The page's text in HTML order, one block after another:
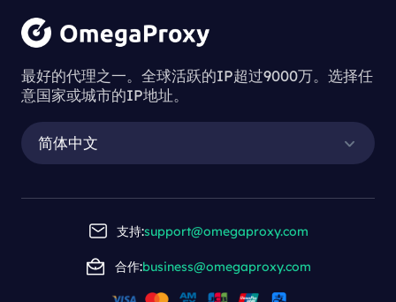
最好的代理之一。全球活跃的IP超过9000万。选择任
意国家或城市的IP地址。
简体中文
支持:support@omegaproxy.com
合作:business@omegaproxy.com